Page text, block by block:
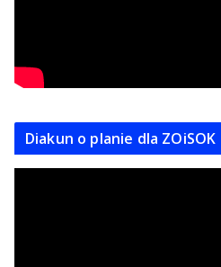
Diakun o planie dla ZOiSOK